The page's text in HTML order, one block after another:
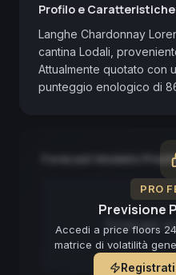
Profilo e Caratteristiche
Langhe Chardonnay
cantina Lodali,
Attualmente quotato con
punteggio enologico di
PRO
Previsione
Accedi a price floors
matrice di volatilità
Forecast Modello
Forecast